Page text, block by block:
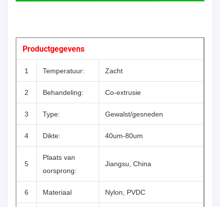
Productgegevens
1 Temperatuur: Zacht
2 Behandeling: Co-extrusie
3 Type: Gewalst/gesneden
4 Dikte: 40um-80um
5
Plaats van
oorsprong:
Jiangsu, China
6 Materiaal Nylon, PVDC